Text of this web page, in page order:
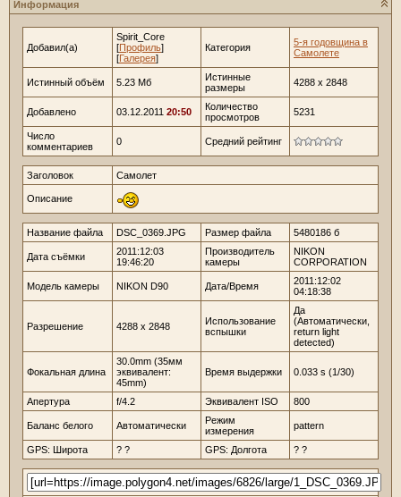
Информация
Добавил(а)
Spirit_Core
[Профиль]
[Галерея]
Категория
5-я годовщина в
Самолете
Истинный объём 5.23 Мб
Истинные
размеры
4288 x 2848
Добавлено 03.12.2011 20:50
Количество
просмотров
5231
Число
комментариев
0 Средний рейтинг
Заголовок Самолет
Описание
Название файла DSC_0369.JPG Размер файла 5480186 б
Дата съёмки
2011:12:03
19:46:20
Производитель
камеры
NIKON
CORPORATION
Модель камеры NIKON D90 Дата/Время
2011:12:02
04:18:38
Разрешение 4288 x 2848
Использование
вспышки
Да
(Автоматически,
return light
detected)
Фокальная длина
30.0mm (35мм
эквивалент:
45mm)
Время выдержки 0.033 s (1/30)
Апертура f/4.2 Эквивалент ISO 800
Баланс белого Автоматически
Режим
измерения
pattern
GPS: Широта ? ? GPS: Долгота ? ?